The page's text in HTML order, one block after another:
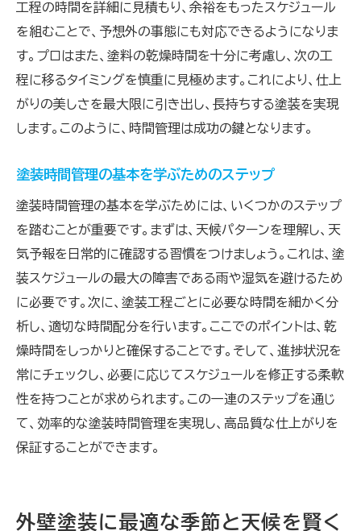
工程の時間を詳細に見積もり、余裕をもったスケジュール
を組むことで、予想外の事態にも対応できるようになりま
す。プロはまた、塗料の乾燥時間を十分に考慮し、次の工
程に移るタイミングを慎重に見極めます。これにより、仕上
がりの美しさを最大限に引き出し、長持ちする塗装を実現
します。このように、時間管理は成功の鍵となります。
塗装時間管理の基本を学ぶためのステップ
塗装時間管理の基本を学ぶためには、いくつかのステップ
を踏むことが重要です。まずは、天候パターンを理解し、天
気予報を日常的に確認する習慣をつけましょう。これは、塗
装スケジュールの最大の障害である雨や湿気を避けるため
に必要です。次に、塗装工程ごとに必要な時間を細かく分
析し、適切な時間配分を行います。ここでのポイントは、乾
燥時間をしっかりと確保することです。そして、進捗状況を
常にチェックし、必要に応じてスケジュールを修正する柔軟
性を持つことが求められます。この一連のステップを通じ
て、効率的な塗装時間管理を実現し、高品質な仕上がりを
保証することができます。
外壁塗装に最適な季節と天候を賢く